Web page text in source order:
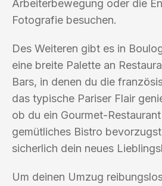
Arbeiterbewegung oder die
Fotografie besuchen.
Des Weiteren gibt es in
eine breite Palette an
Bars, in denen du die
das typische Pariser Flair
ob du ein Gourmet-
gemütliches Bistro
sicherlich dein neues
Um deinen Umzug